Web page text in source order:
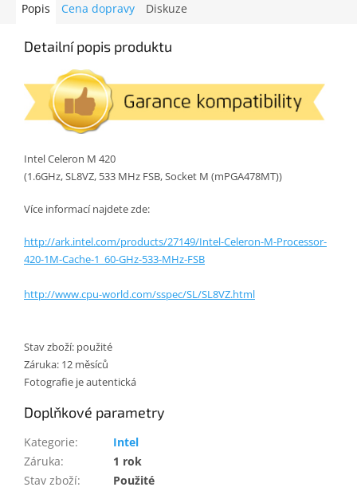
Popis Cena dopravy Diskuze
Detailní popis produktu
Intel Celeron M 420
(1.6GHz, SL8VZ, 533 MHz FSB, Socket M (mPGA478MT))
Více informací najdete zde:
http://ark.intel.com/products/27149/Intel-Celeron-M-Processor-
420-1M-Cache-1_60-GHz-533-MHz-FSB
http://www.cpu-world.com/sspec/SL/SL8VZ.html
Stav zboží: použité
Záruka: 12 měsíců
Fotografie je autentická
Doplňkové parametry
Kategorie:
Intel
Záruka:
1 rok
Stav zboží:
Použité